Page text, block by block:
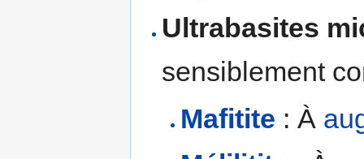
Ultrabasites
sensiblement
Mafitite : À